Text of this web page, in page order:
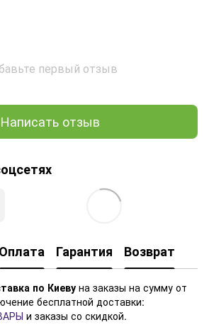
первый отзыв
Написать отзыв
Оплата Гарантия Возврат
по Киеву на заказы на сумму от
бесплатной доставки:
и заказы со скидкой.